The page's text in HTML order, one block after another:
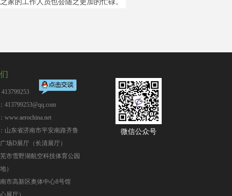
家的工作人员也会随之更加的忙碌。
413799253@qq.com
www.aerochina.net
山东省济南市平安南路齐鲁
场D展厅（长清展厅）
市雪野湖航空科技体育公园
）
市高新区奥体中心8号馆
展厅）
微信公众号